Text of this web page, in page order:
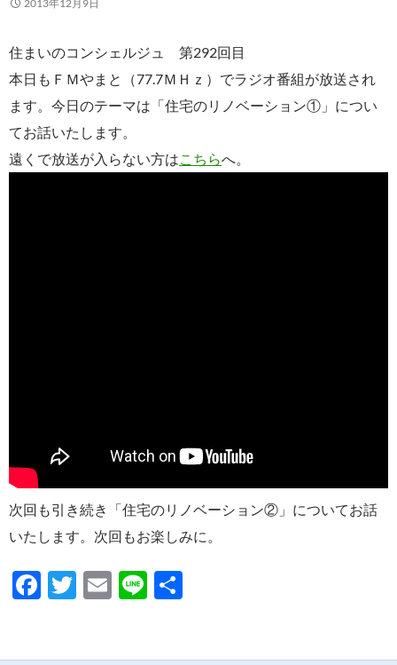
2013年12月9日
住まいのコンシェルジュ 第292回目
本日もＦＭやまと（77.7ＭＨｚ）でラジオ番組が放送され
ます。今日のテーマは「住宅のリノベーション①」につい
てお話いたします。
遠くで放送が入らない方は こちらへ。
次回も引き続き「住宅のリノベーション②」についてお話
いたします。次回もお楽しみに。
F
T
E
Li